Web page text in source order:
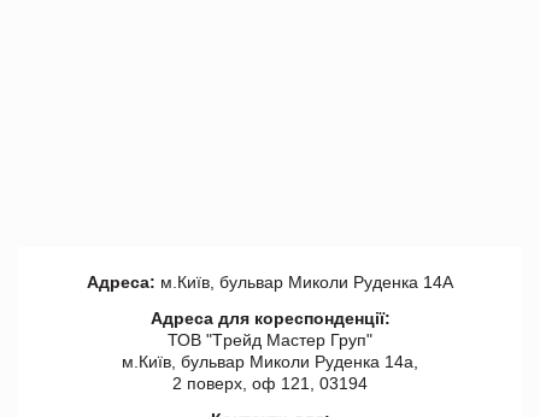
Адреса: м.Київ, бульвар Миколи Руденка 14А
Адреса для кореспонденції:
ТОВ "Tрейд Мастер Груп"
м.Київ, бульвар Миколи Руденка 14а,
2 поверх, оф 121, 03194